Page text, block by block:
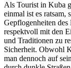
Als Tourist in Kuba
einmal ist es ratsam,
Gepflogenheiten
respektvoll mit den
und Traditionen zu
Sicherheit. Obwohl
man dennoch auf